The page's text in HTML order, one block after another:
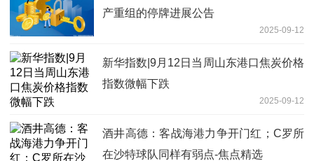
产重组的停牌进展公告
2025-09-12
新华指数|9月12日当周山东港口焦炭价格
指数微幅下跌
2025-09-12
酒井高德：客战海港力争开门红；C罗所
在沙特球队同样有弱点-焦点精选